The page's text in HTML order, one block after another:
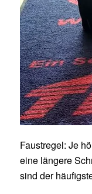
Faustregel: Je
eine längere
sind der